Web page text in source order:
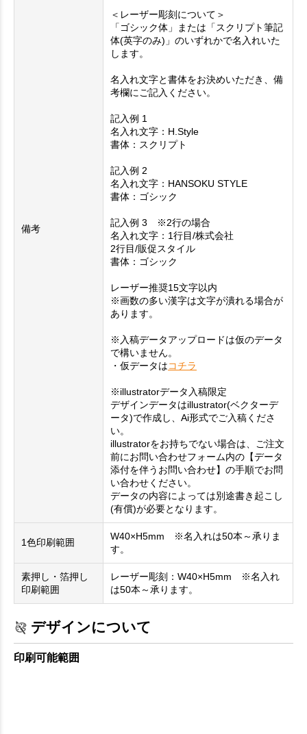
備考
＜レーザー彫刻について＞
「ゴシック体」または「スクリプト筆記
体(英字のみ)」のいずれかで名入れいた
します。
名入れ文字と書体をお決めいただき、備
考欄にご記入ください。
記入例 1
名入れ文字：H.Style
書体：スクリプト
記入例 2
名入れ文字：HANSOKU STYLE
書体：ゴシック
記入例 3 ※2行の場合
名入れ文字：1行目/株式会社
2行目/販促スタイル
書体：ゴシック
レーザー推奨15文字以内
※画数の多い漢字は文字が潰れる場合が
あります。
※入稿データアップロードは仮のデータ
で構いません。
・仮データはコチラ
※illustratorデータ入稿限定
デザインデータはillustrator(ベクターデ
ータ)で作成し、Ai形式でご入稿くださ
い。
illustratorをお持ちでない場合は、ご注文
前にお問い合わせフォーム内の【データ
添付を伴うお問い合わせ】の手順でお問
い合わせください。
データの内容によっては別途書き起こし
(有償)が必要となります。
1色印刷範囲
W40×H5mm ※名入れは50本～承りま
す。
素押し・箔押し
印刷範囲
レーザー彫刻：W40×H5mm ※名入れ
は50本～承ります。
デザインについて
印刷可能範囲